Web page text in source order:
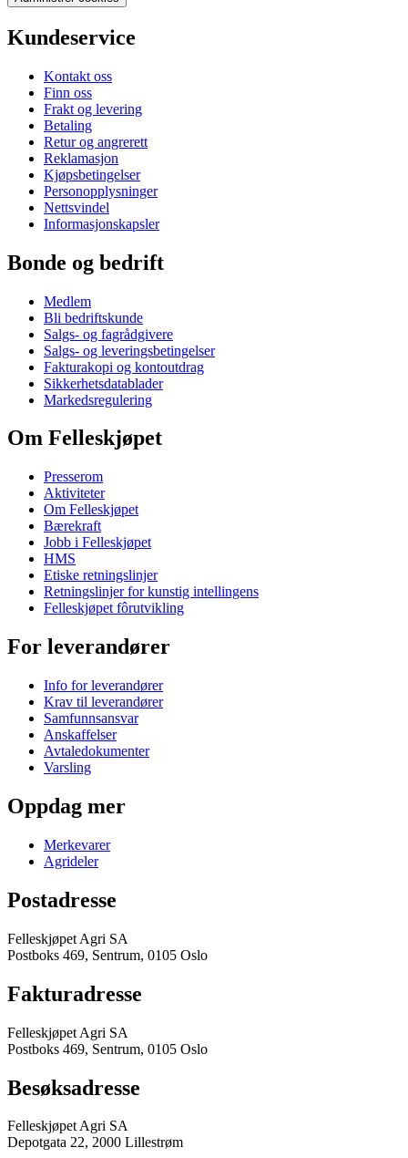
Kundeservice
Kontakt oss
Finn oss
Frakt og levering
Betaling
Retur og angrerett
Reklamasjon
Kjøpsbetingelser
Personopplysninger
Nettsvindel
Informasjonskapsler
Bonde og bedrift
Medlem
Bli bedriftskunde
Salgs- og fagrådgivere
Salgs- og leveringsbetingelser
Fakturakopi og kontoutdrag
Sikkerhetsdatablader
Markedsregulering
Om Felleskjøpet
Presserom
Aktiviteter
Om Felleskjøpet
Bærekraft
Jobb i Felleskjøpet
HMS
Etiske retningslinjer
Retningslinjer for kunstig intellingens
Felleskjøpet fôrutvikling
For leverandører
Info for leverandører
Krav til leverandører
Samfunnsansvar
Anskaffelser
Avtaledokumenter
Varsling
Oppdag mer
Merkevarer
Agrideler
Postadresse
Felleskjøpet Agri SA
Postboks 469, Sentrum, 0105 Oslo
Fakturadresse
Felleskjøpet Agri SA
Postboks 469, Sentrum, 0105 Oslo
Besøksadresse
Felleskjøpet Agri SA
Depotgata 22, 2000 Lillestrøm